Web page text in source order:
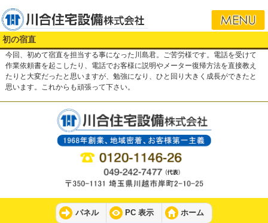
初の宿直
今回、初めて宿直を担当する事になった川島君。ご苦労様です。電話を受けて
作業依頼書を起こしたり、電話でお客様に説明やメーター復帰方法を直接教え
たりと大変だったと思いますが、勉強になり、ひと回り大きく成長ができたと
思います。これからも頑張って下さい。
パネル PC 表示 ホーム